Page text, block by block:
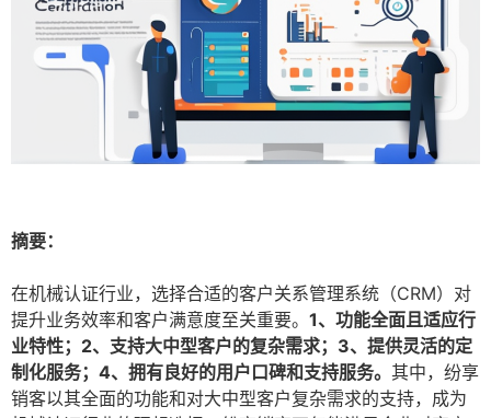
摘要：
在机械认证行业，选择合适的客户关系管理系统（CRM）对
提升业务效率和客户满意度至关重要。 1、功能全面且适应行
业特性；2、支持大中型客户的复杂需求；3、提供灵活的定
制化服务；4、拥有良好的用户口碑和支持服务。 其中，纷享
销客以其全面的功能和对大中型客户复杂需求的支持，成为